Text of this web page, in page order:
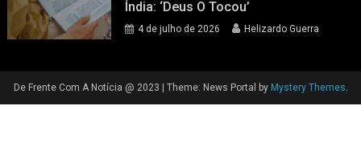
Índia: ‘Deus O Tocou’
4 de julho de 2026 Helizardo Guerra
De Frente Com A Notícia @ 2023 | Theme: News Portal by Mystery Themes.